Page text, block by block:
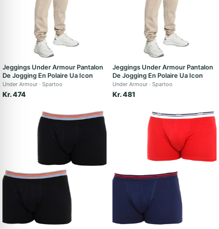
Jeggings Under Armour Pantalon
De Jogging En Polaire Ua Icon
Under Armour Spartoo
Kr. 474
Jeggings Under Armour Pantalon
De Jogging En Polaire Ua Icon
Under Armour Spartoo
Kr. 481